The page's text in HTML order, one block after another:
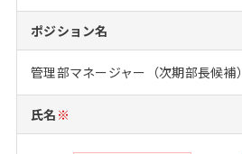
インターン受入企業一覧
MBAを生かす求人特集
年齢と年収の相関図
注目企業インタビュー
Career Talk Live
ニュースリリース
ポジション名
管理部マネージャー（次期部長候補）
氏名 ※